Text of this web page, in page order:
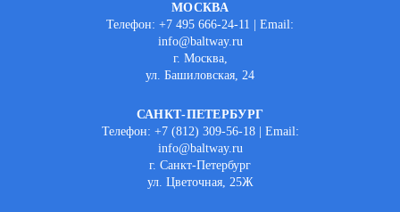
МОСКВА
Телефон: +7 495 666-24-11 | Email:
info@baltway.ru
г. Москва,
ул. Башиловская, 24
САНКТ-ПЕТЕРБУРГ
Телефон: +7 (812) 309-56-18 | Email:
info@baltway.ru
г. Санкт-Петербург
ул. Цветочная, 25Ж